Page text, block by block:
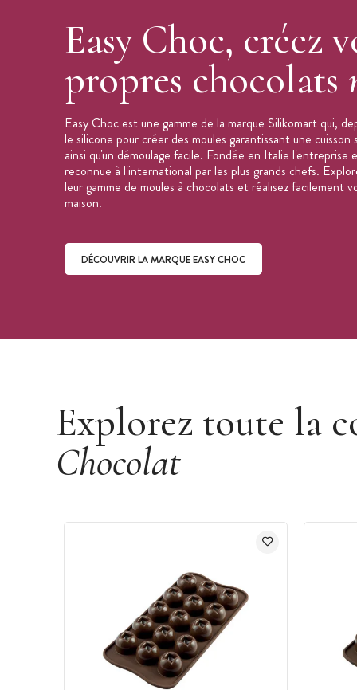
Dimension de la plaque : 214 x 106 mm
Fabriqué en Italie
Collection : Easy Choc
Marque : SilikoMart
Pour en savoir plus sur lesmoules silicone
silicone.
Easy Choc, créez
propres chocolats
Easy Choc est une gamme de la marque Silikomart qui,
le silicone pour créer des moules garantissant une cuisson
ainsi qu'un démoulage facile. Fondée en Italie l'entreprise
reconnue à l'international par les plus grands chefs.
leur gamme de moules à chocolats et réalisez facilement
maison.
DÉCOUVRIR LA MARQUE EASY CHOC
Explorez toute la
Chocolat